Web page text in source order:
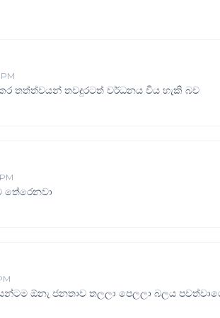
තත්ත්වයන් තවදුරටත් වර්ධනය විය හැකි බව
ඕනැ ජනතාව තලලා පෙලලා බලය